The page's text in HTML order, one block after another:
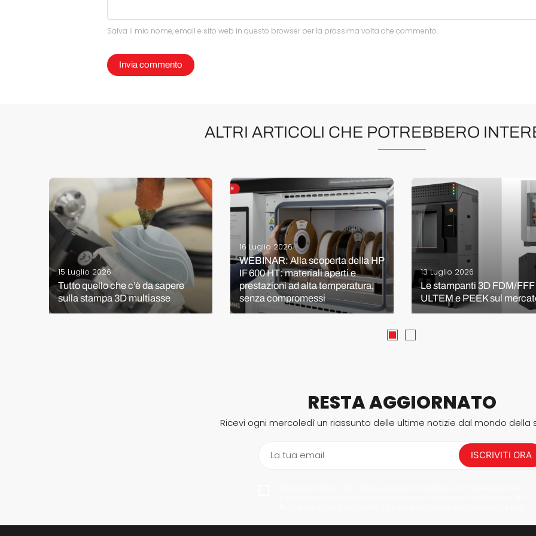
Salva il mio nome, email e sito web in questo browser per la prossima volta che commento.
ALTRI ARTICOLI CHE POTREBBERO
15 Luglio 2026
Tutto quello che c’è da sapere
sulla stampa 3D multiasse
16 Luglio 2026
WEBINAR: Alla scoperta della HP
IF 600 HT: materiali aperti e
prestazioni ad alta temperatura,
senza compromessi
13 Luglio 2026
Le stampanti 3D FDM/FFF
ULTEM e PEEK sul
RESTA AGGIORNATO
Ricevi ogni mercoledì un riassunto delle ultime notizie dal mondo della
La tua email ISCRIVITI ORA